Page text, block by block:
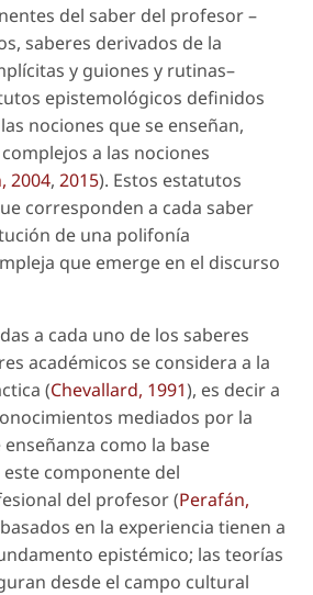
del saber del profesor –
saberes derivados de la
y guiones y rutinas–
epistemológicos definidos
nociones que se enseñan,
a las nociones
2004, 2015). Estos estatutos
corresponden a cada saber
de una polifonía
que emerge en el discurso
a cada uno de los saberes
académicos se considera a la
(Chevallard, 1991), es decir a
mediados por la
como la base
componente del
del profesor (Perafán,
en la experiencia tienen a
epistémico; las teorías
desde el campo cultural